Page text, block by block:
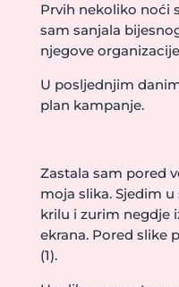
Prvih nekoliko noći
sam sanjala
njegove
U posljednjim
plan kampanje.
Zastala sam pored
moja slika. Sjedim
krilu i zurim negdje
ekrana. Pored slike
(1).